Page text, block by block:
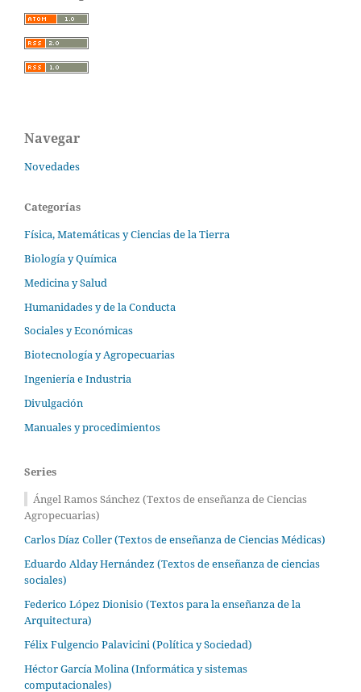
Navegar
Novedades
Categorías
Física, Matemáticas y Ciencias de la Tierra
Biología y Química
Medicina y Salud
Humanidades y de la Conducta
Sociales y Económicas
Biotecnología y Agropecuarias
Ingeniería e Industria
Divulgación
Manuales y procedimientos
Series
Ángel Ramos Sánchez (Textos de enseñanza de Ciencias
Agropecuarias)
Carlos Díaz Coller (Textos de enseñanza de Ciencias Médicas)
Eduardo Alday Hernández (Textos de enseñanza de ciencias
sociales)
Federico López Dionisio (Textos para la enseñanza de la
Arquitectura)
Félix Fulgencio Palavicini (Política y Sociedad)
Héctor García Molina (Informática y sistemas
computacionales)